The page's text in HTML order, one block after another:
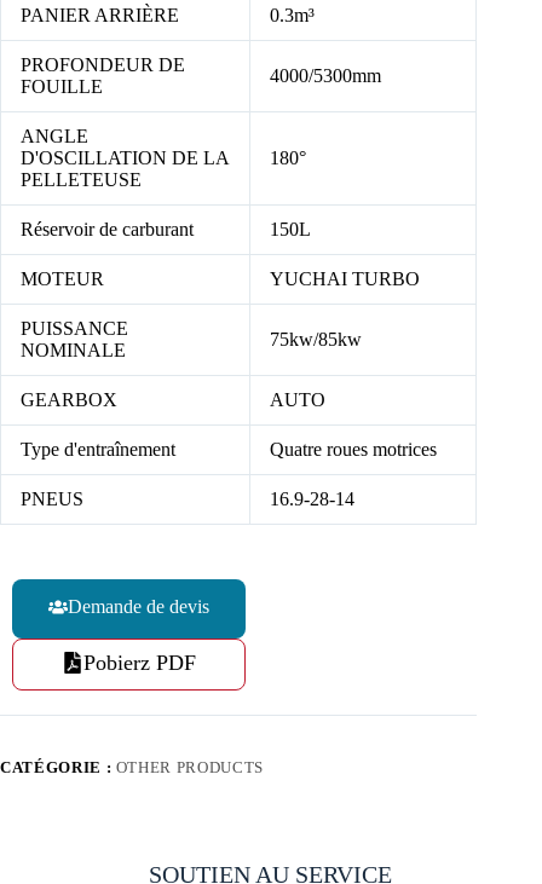
PANIER ARRIÈRE 0.3m³
PROFONDEUR DE
FOUILLE
4000/5300mm
ANGLE
D'OSCILLATION DE LA
PELLETEUSE
180°
Réservoir de carburant 150L
MOTEUR YUCHAI TURBO
PUISSANCE
NOMINALE
75kw/85kw
GEARBOX AUTO
Type d'entraînement Quatre roues motrices
PNEUS 16.9-28-14
Demande de devis
Pobierz PDF
CATÉGORIE : OTHER PRODUCTS
SOUTIEN AU SERVICE